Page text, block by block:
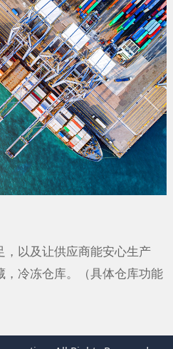
以及让供应商能安心生产
冷冻仓库。（具体仓库功能